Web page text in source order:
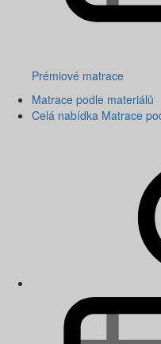
Prémiové matrace
Matrace podle materiálů
Celá nabídka Matrace